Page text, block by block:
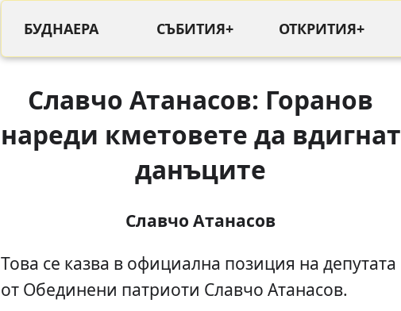
БУДНАЕРА СЪБИТИЯ+ ОТКРИТИЯ+
Славчо Атанасов: Горанов
нареди кметовете да вдигнат
данъците
Славчо Атанасов
Това се казва в официална позиция на депутата
от Обединени патриоти Славчо Атанасов.